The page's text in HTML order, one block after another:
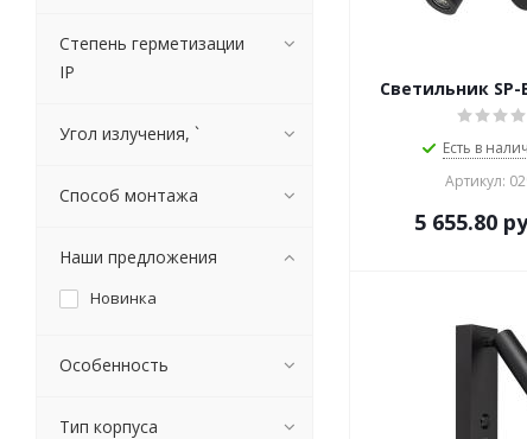
Светильник SP-
Есть в
Артикул:
5 655.80
Степень герметизации
IP
Угол излучения, `
Способ монтажа
Наши предложения
Новинка
Особенность
Тип корпуса